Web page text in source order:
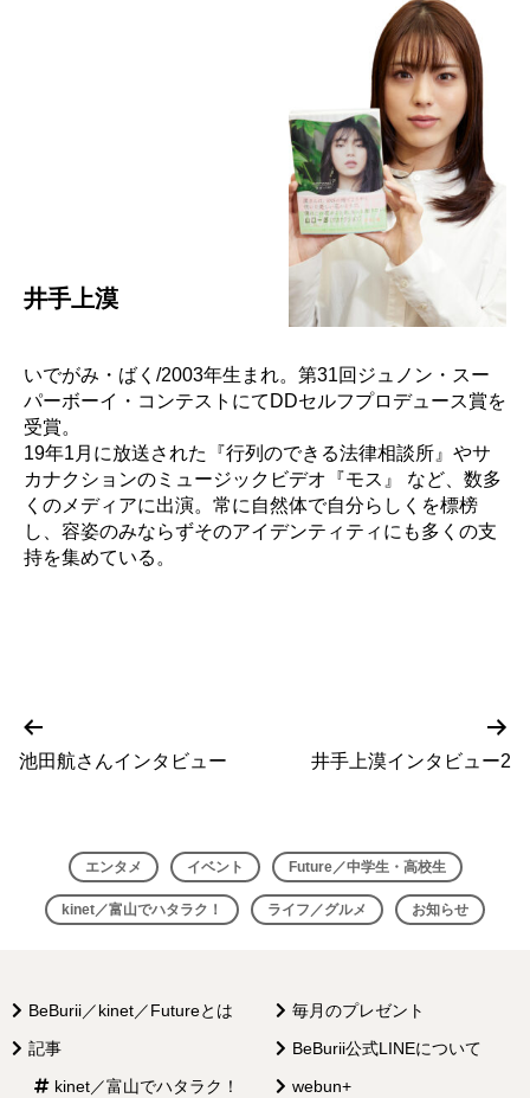
井手上漠
いでがみ・ばく/2003年生まれ。第31回ジュノン・スー
パーボーイ・コンテストにてDDセルフプロデュース賞を
受賞。
19年1月に放送された『行列のできる法律相談所』やサ
カナクションのミュージックビデオ『モス』 など、数多
くのメディアに出演。常に自然体で自分らしくを標榜
し、容姿のみならずそのアイデンティティにも多くの支
持を集めている。
投
稿
ョ
の
投
池田航さんインタビュー
次
井手上漠インタビュー2
エンタメ イベント Future／中学生・高校生
kinet／富山でハタラク！ ライフ／グルメ お知らせ
BeBurii／kinet／Futureとは
記事
kinet／富山でハタラク！
毎月のプレゼント
BeBurii公式LINEについて
webun+